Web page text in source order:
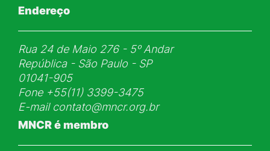
Endereço
Rua 24 de Maio 276 - 5ᵒ Andar
República - São Paulo - SP
01041-905
Fone+55(11) 3399-3475
E-mail contato@mncr.org.br
MNCR é membro